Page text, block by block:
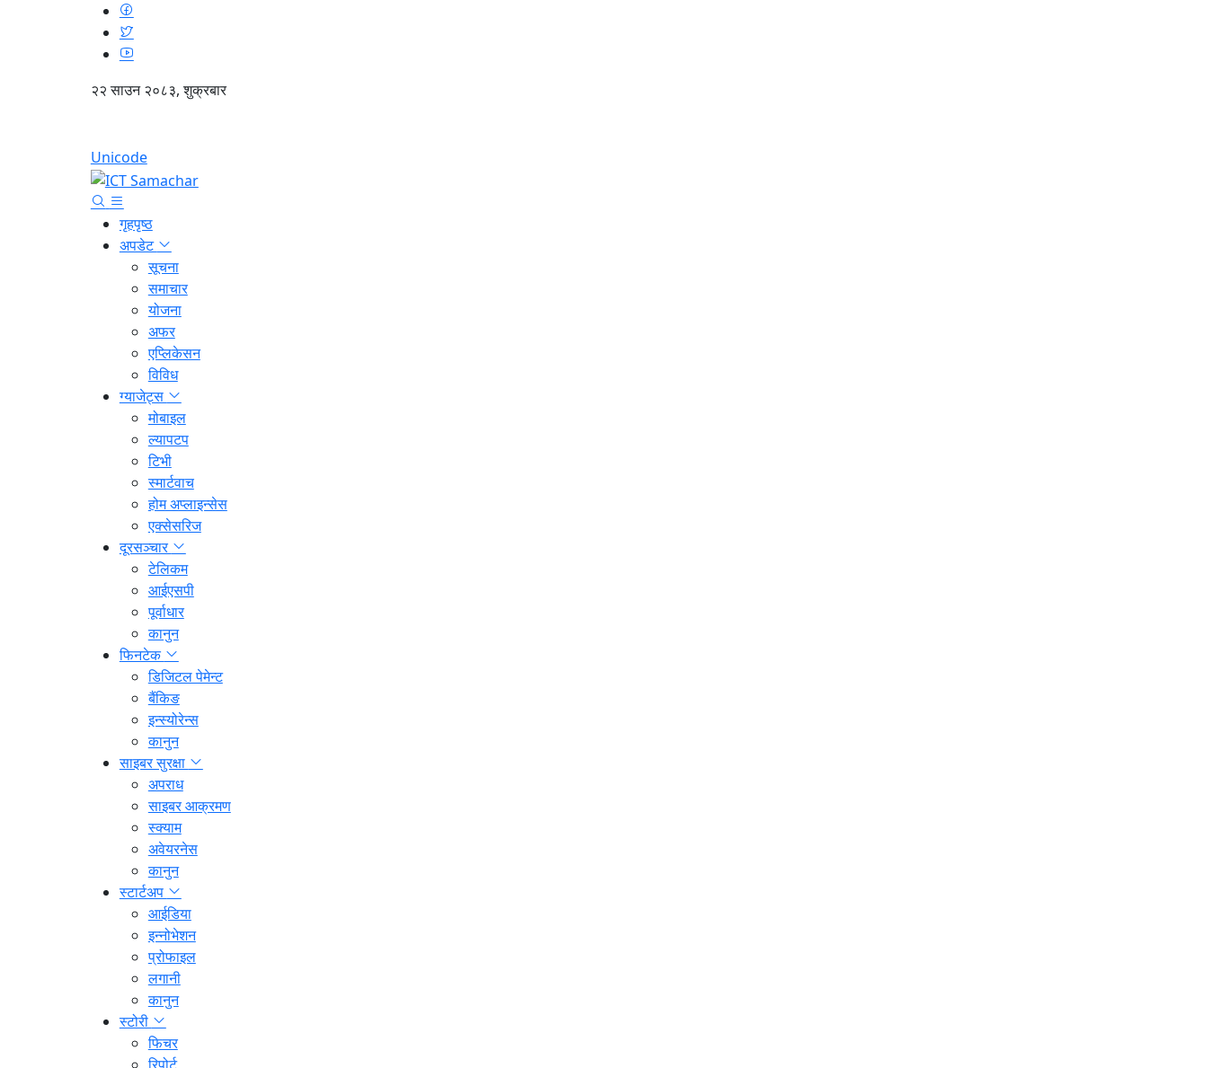
२२ साउन २०८३, शुक्रबार
Unicode
गृहपृष्ठ
अपडेट
सूचना
समाचार
योजना
अफर
एप्लिकेसन
विविध
ग्याजेट्स
मोबाइल
ल्यापटप
टिभी
स्मार्टवाच
होम अप्लाइन्सेस
एक्सेसरिज
दूरसञ्चार
टेलिकम
आईएसपी
पूर्वाधार
कानुन
फिनटेक
डिजिटल पेमेन्ट
बैंकिङ
इन्स्योरेन्स
कानुन
साइबर सुरक्षा
अपराध
साइबर आक्रमण
स्क्याम
अवेयरनेस
कानुन
स्टार्टअप
आईडिया
इन्नोभेशन
प्रोफाइल
लगानी
कानुन
स्टोरी
फिचर